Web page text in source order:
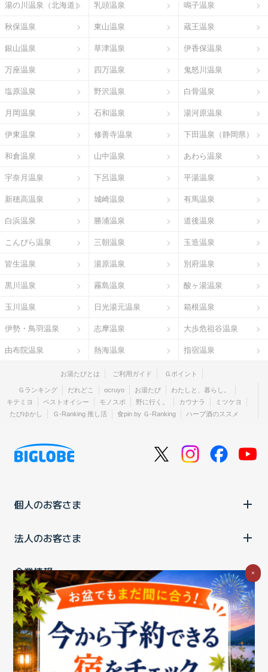
湯の川温泉（北海道） 乳頭温泉 鳴子温泉
秋保温泉 東山温泉 蔵王温泉
銀山温泉 草津温泉 伊香保温泉
万座温泉 四万温泉 鬼怒川温泉
塩原温泉 野沢温泉 白骨温泉
月岡温泉 石和温泉 湯河原温泉
伊東温泉 修善寺温泉 下田温泉（静岡県）
和倉温泉 山中温泉 あわら温泉
宇奈月温泉 下呂温泉 平湯温泉
新穂高温泉 城崎温泉 有馬温泉
白浜温泉 勝浦温泉 道後温泉
こんぴら温泉 三朝温泉 玉造温泉
皆生温泉 湯原温泉 別府温泉
黒川温泉 霧島温泉 酸ヶ湯温泉
玉川温泉 日光湯元温泉 箱根温泉
伊勢・鳥羽温泉 志摩温泉 大歩危祖谷温泉
由布院温泉 熱海温泉 指宿温泉
お湯たびとは ご利用ガイド Ｇポイント
Ｇランキング だれどこ ocruyo お湯たび
わたしと、暮らし。
キテミヨ
ベストオイシー モノスポ 野に行く。 カウナラ
ミツケヨ
たびゆかし
Ｇ-Ranking 推し活 食pin by Ｇ-Ranking ハーブ酒のススメ
個人のお客さま
法人のお客さま
企業情報
ご利用中の方
お問い合わせ消費税の表示 ウェブアクセシビリティの取り組み
個人情報保護ポリシープライバシーポータル
Cookieポリシー
特定商取引法に基づく表記情報セキュリティ基本方針
×